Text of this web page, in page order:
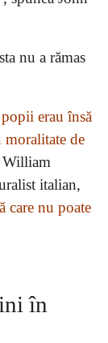
nu a rămas
erau însă
moralitate de
William
italian,
care nu poate
în